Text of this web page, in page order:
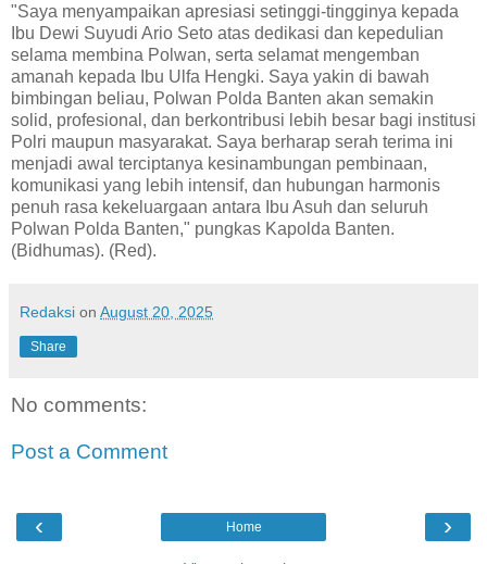
"Saya menyampaikan apresiasi setinggi-tingginya kepada
Ibu Dewi Suyudi Ario Seto atas dedikasi dan kepedulian
selama membina Polwan, serta selamat mengemban
amanah kepada Ibu Ulfa Hengki. Saya yakin di bawah
bimbingan beliau, Polwan Polda Banten akan semakin
solid, profesional, dan berkontribusi lebih besar bagi institusi
Polri maupun masyarakat. Saya berharap serah terima ini
menjadi awal terciptanya kesinambungan pembinaan,
komunikasi yang lebih intensif, dan hubungan harmonis
penuh rasa kekeluargaan antara Ibu Asuh dan seluruh
Polwan Polda Banten," pungkas Kapolda Banten.
(Bidhumas). (Red).
Redaksi on August 20, 2025
Share
No comments:
Post a Comment
‹ ›
Home